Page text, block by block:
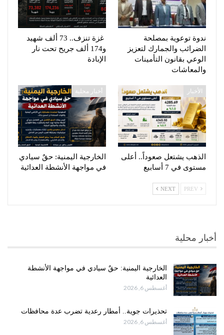
ندوة توعوية بمصلحة
الضرائب والجمارك لتعزيز
الوعي بقانون التأمينات
والمعاشات
غزة تنزف.. 73 ألف شهيد
و174 ألف جريح تحت نار
الإبادة
الأخبار
الذهب يشتعل صعوداً.. أعلى
مستوى في 7 أسابيع
أخبار محلية
الخارجية اليمنية: حقٌ سيادي
في مواجهة الأنشطة العدائية
NEXT
أخبار محلية
الخارجية اليمنية: حقٌ سيادي في مواجهة الأنشطة
العدائية
أغسطس 6, 2026
تحذيرات جوية.. أمطار رعدية تضرب عدة محافظات
أغسطس 6, 2026